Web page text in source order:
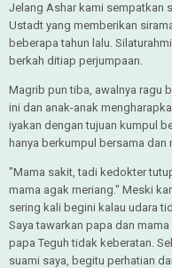
Jelang Ashar kami sempatkan
Ustadt yang memberikan
beberapa tahun lalu.
berkah ditiap perjumpaan.
Magrib pun tiba, awalnya ragu
ini dan anak-anak
iyakan dengan tujuan kumpul
hanya berkumpul bersama
"Mama sakit, tadi kedokter
mama agak meriang." Meski
sering kali begini kalau udara
Saya tawarkan papa dan
papa Teguh tidak keberatan.
suami saya, begitu perhatian